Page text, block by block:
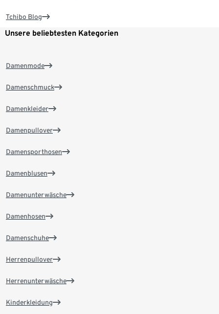
Tchibo Blog
Unsere beliebtesten Kategorien
Damenmode
Damenschmuck
Damenkleider
Damenpullover
Damensporthosen
Damenblusen
Damenunterwäsche
Damenhosen
Damenschuhe
Herrenpullover
Herrenunterwäsche
Kinderkleidung